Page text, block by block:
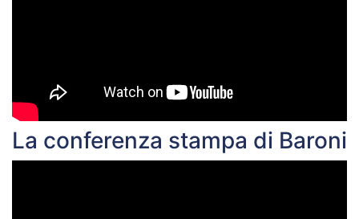
La conferenza stampa di Baroni